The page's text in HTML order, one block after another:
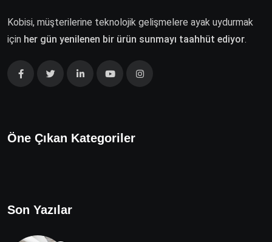
Kobisi, müşterilerine teknolojik gelişmelere ayak uydurmak
için her gün yenilenen bir ürün sunmayı taahhüt ediyor.
Öne Çıkan Kategoriler
Son Yazılar